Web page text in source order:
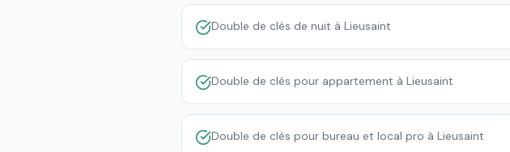
Double de clés de nuit à Lieusaint
Double de clés pour appartement à Lieusaint
Double de clés pour bureau et local pro à Lieusaint